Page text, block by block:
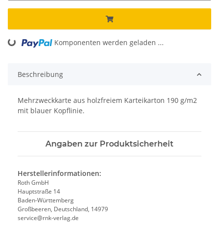
Komponenten werden geladen ...
Beschreibung
Mehrzweckkarte aus holzfreiem Karteikarton 190 g/m2
mit blauer Kopflinie.
Angaben zur Produktsicherheit
Herstellerinformationen:
Roth GmbH
Hauptstraße 14
Baden-Württemberg
Großbeeren, Deutschland, 14979
service@rnk-verlag.de